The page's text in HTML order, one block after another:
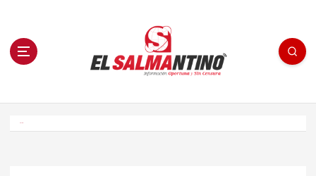
n El Salmantino - medios/noticias/editorial